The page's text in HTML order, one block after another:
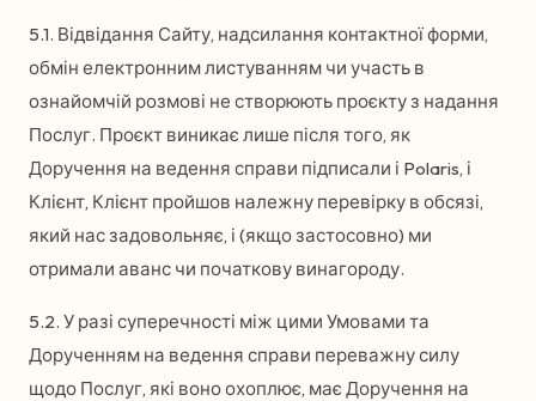
5.1. Відвідання Сайту, надсилання контактної форми,
обмін електронним листуванням чи участь в
ознайомчій розмові не створюють проєкту з надання
Послуг. Проєкт виникає лише після того, як
Доручення на ведення справи підписали і Polaris, і
Клієнт, Клієнт пройшов належну перевірку в обсязі,
який нас задовольняє, і (якщо застосовно) ми
отримали аванс чи початкову винагороду.
5.2. У разі суперечності між цими Умовами та
Дорученням на ведення справи переважну силу
щодо Послуг, які воно охоплює, має Доручення на